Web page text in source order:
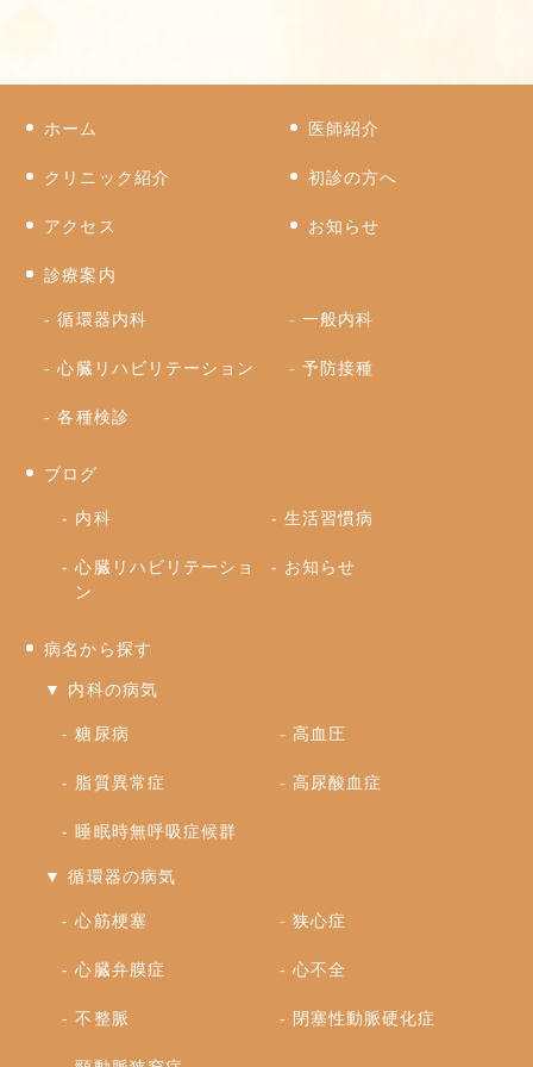
ホーム 医師紹介
クリニック紹介 初診の方へ
アクセス お知らせ
診療案内
循環器内科 一般内科
心臓リハビリテーション 予防接種
各種検診
ブログ
内科 生活習慣病
心臓リハビリテーショ
ン
お知らせ
病名から探す
▼ 内科の病気
糖尿病 高血圧
脂質異常症 高尿酸血症
睡眠時無呼吸症候群
▼ 循環器の病気
心筋梗塞 狭心症
心臓弁膜症 心不全
不整脈 閉塞性動脈硬化症